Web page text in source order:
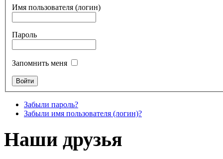
Имя пользователя (логин)
Пароль
Запомнить меня
Забыли пароль?
Забыли имя пользователя (логин)?
Наши друзья